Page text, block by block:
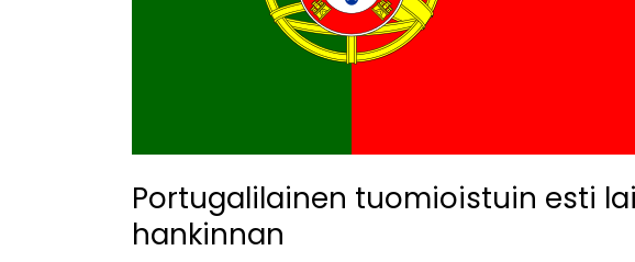
Portugalilainen tuomioistuin esti
hankinnan